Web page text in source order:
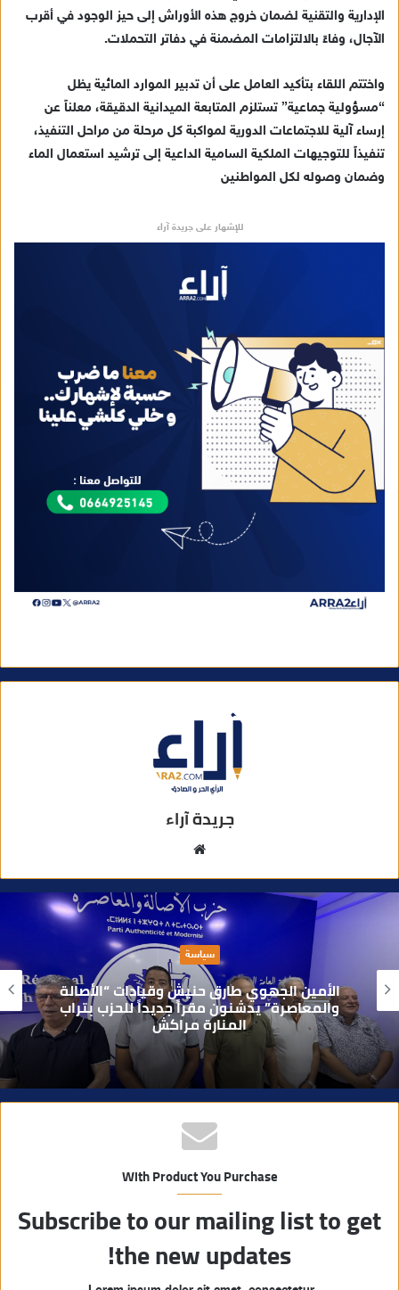
الإدارية والتقنية لضمان خروج هذه الأوراش إلى حيز الوجود في أقرب
الآجال، وفاءً بالالتزامات المضمنة في دفاتر التحملات.
واختتم اللقاء بتأكيد العامل على أن تدبير الموارد المائية يظل
“مسؤولية جماعية” تستلزم المتابعة الميدانية الدقيقة، معلناً عن
إرساء آلية للاجتماعات الدورية لمواكبة كل مرحلة من مراحل التنفيذ،
تنفيذاً للتوجيهات الملكية السامية الداعية إلى ترشيد استعمال الماء
وضمان وصوله لكل المواطنين
للإشهار على جريدة آراء
جريدة آراء
ق
ع
ا
ل
و
ي
ب
سياسة
الأمين الجهوي طارق حنيش وقيادات “الأصالة
والمعاصرة” يدشنون مقراً جديداً للحزب بتراب
المنارة مراكش
With Product You Purchase
Subscribe to our mailing list to get
the new updates!